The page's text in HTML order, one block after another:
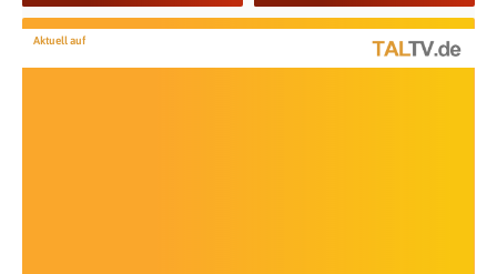
Aktuell auf